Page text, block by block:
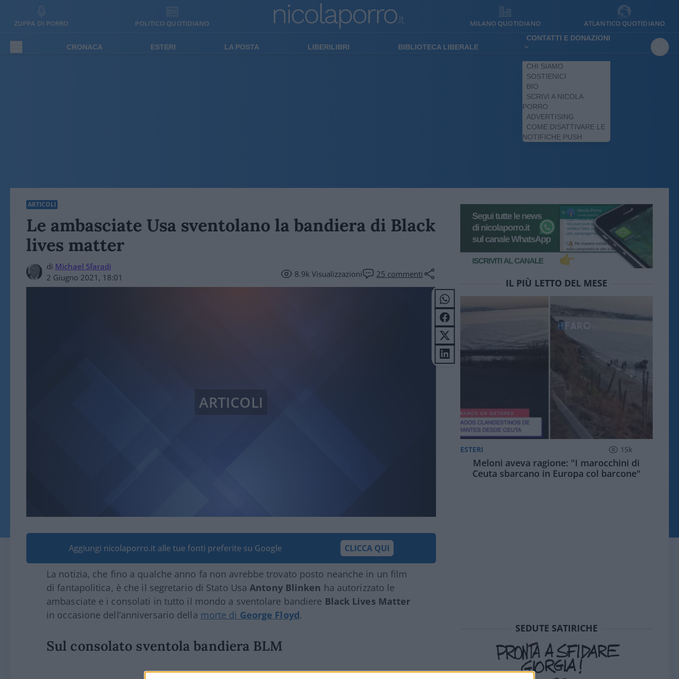
ZUPPA DI PORRO POLITICO QUOTIDIANO MILANO QUOTIDIANO ATLANTICO QUOTIDIANO
CRONACA ESTERI LA POSTA LIBERILIBRI BIBLIOTECA LIBERALE
CONTATTI E DONAZIONI
CHI SIAMO
SOSTIENICI
BIO
SCRIVI A NICOLA
PORRO
ADVERTISING
COME DISATTIVARE LE
NOTIFICHE PUSH
ARTICOLI
Le ambasciate Usa sventolano la bandiera di Black
lives matter
di Michael Sfaradi
2 Giugno 2021, 18:01
8.9kVisualizzazioni 25 commenti
ARTICOLI
Aggiungi nicolaporro.it alle tue fonti preferite su Google CLICCA QUI
La notizia, che fino a qualche anno fa non avrebbe trovato posto neanche in un film
di fantapolitica, è che il segretario di Stato UsaAntony Blinken ha autorizzato le
ambasciate e i consolati in tutto il mondo a sventolare bandiere Black Lives Matter
in occasione dell’anniversario della morte di George Floyd.
Sul consolato sventola bandiera BLM
IL PIÙ LETTO DEL MESE
ESTERI 15k
Meloni aveva ragione: "I marocchini di
Ceuta sbarcano in Europa col barcone"
SEDUTE SATIRICHE